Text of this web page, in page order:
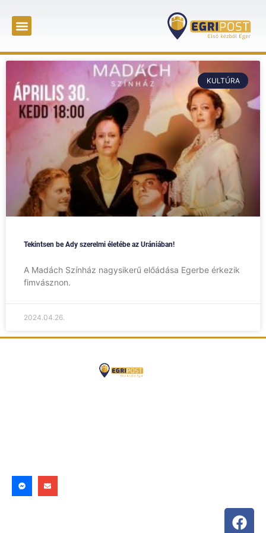
KULTÚRA
Tekintsen be Ady szerelmi életébe az Urániában!
A Madách Színház nagysikerű előádása Egerbe érkezik
fimvásznon.
2024.04.26.